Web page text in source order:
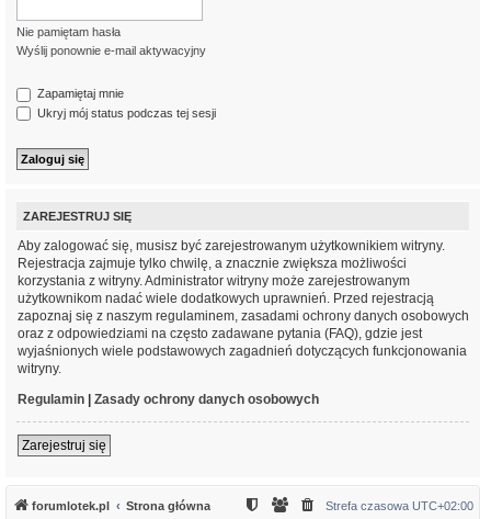
Nie pamiętam hasła
Wyślij ponownie e-mail aktywacyjny
Zapamiętaj mnie
Ukryj mój status podczas tej sesji
ZAREJESTRUJ SIĘ
Aby zalogować się, musisz być zarejestrowanym użytkownikiem witryny.
Rejestracja zajmuje tylko chwilę, a znacznie zwiększa możliwości
korzystania z witryny. Administrator witryny może zarejestrowanym
użytkownikom nadać wiele dodatkowych uprawnień. Przed rejestracją
zapoznaj się z naszym regulaminem, zasadami ochrony danych osobowych
oraz z odpowiedziami na często zadawane pytania (FAQ), gdzie jest
wyjaśnionych wiele podstawowych zagadnień dotyczących funkcjonowania
witryny.
Regulamin
Zasady ochrony danych osobowych
Zarejestruj się
forumlotek.pl Strona główna Strefa czasowa UTC+02:00